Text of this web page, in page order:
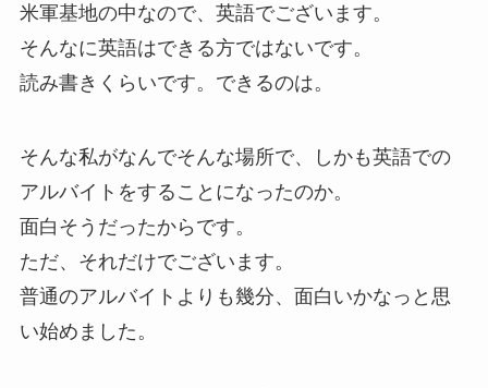
米軍基地の中なので、英語でございます。
そんなに英語はできる方ではないです。
読み書きくらいです。できるのは。
そんな私がなんでそんな場所で、しかも英語での
アルバイトをすることになったのか。
面白そうだったからです。
ただ、それだけでございます。
普通のアルバイトよりも幾分、面白いかなっと思
い始めました。